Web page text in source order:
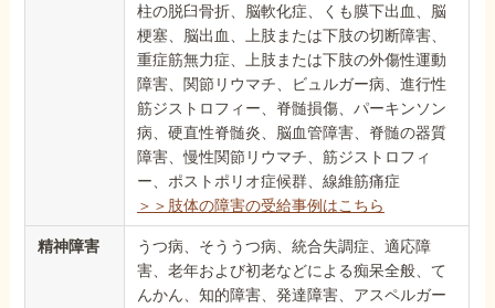
柱の脱臼骨折、脳軟化症、くも膜下出血、脳
梗塞、脳出血、上肢または下肢の切断障害、
重症筋無力症、上肢または下肢の外傷性運動
障害、関節リウマチ、ビュルガー病、進行性
筋ジストロフィー、脊髄損傷、パーキンソン
病、硬直性脊髄炎、脳血管障害、脊髄の器質
障害、慢性関節リウマチ、筋ジストロフィ
ー、ポストポリオ症候群、線維筋痛症
＞＞肢体の障害の受給事例はこちら
精神障害
うつ病、そううつ病、統合失調症、適応障
害、老年および初老などによる痴呆全般、て
んかん、知的障害、発達障害、アスペルガー